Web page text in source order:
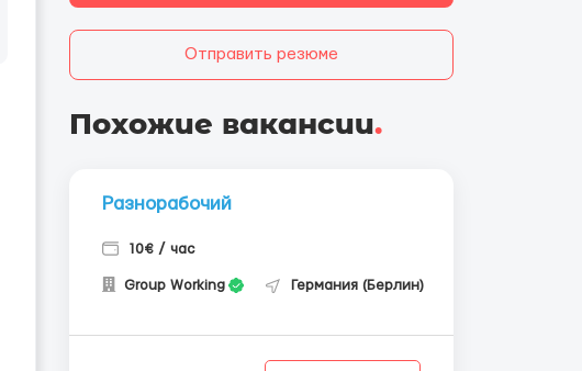
Отправить резюме
Похожие вакансии.
Разнорабочий
10€ / час
Group Working Германия (Берлин)